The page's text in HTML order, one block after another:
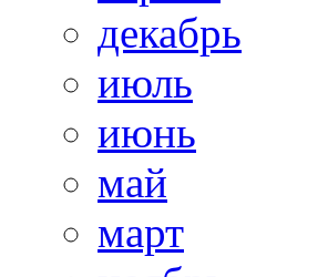
декабрь
июль
июнь
май
март